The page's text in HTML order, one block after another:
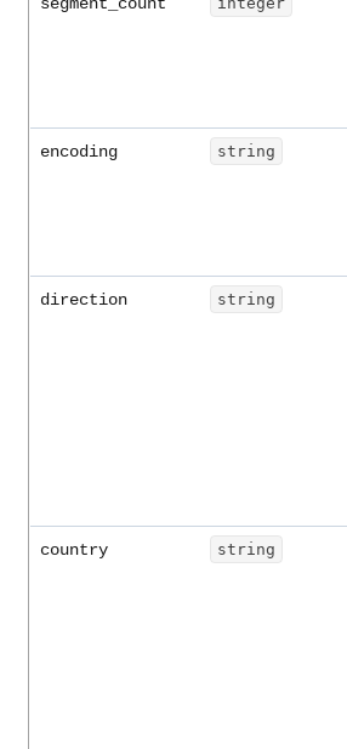
encoding string
direction string
country string